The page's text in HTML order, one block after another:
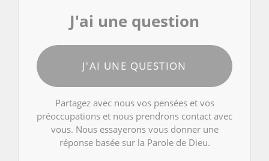
J'ai une question
J'AI UNE QUESTION
Partagez avec nous vos pensées et vos
préoccupations et nous prendrons contact avec
vous. Nous essayerons vous donner une
réponse basée sur la Parole de Dieu.